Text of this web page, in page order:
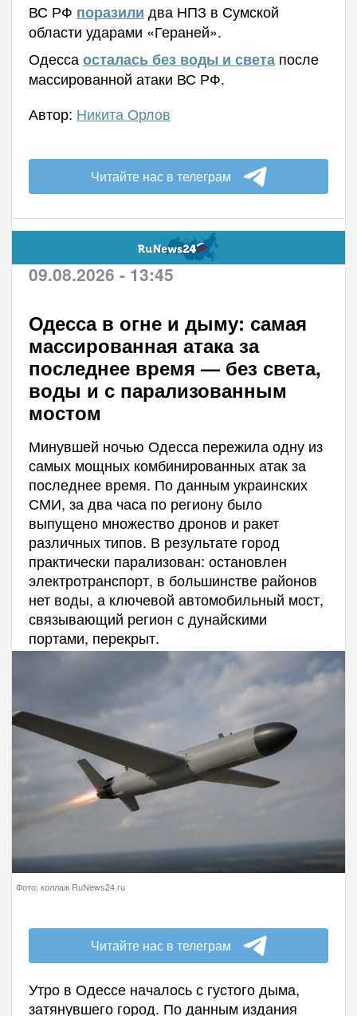
ВС РФ поразили два НПЗ в Сумской
области ударами «Гераней».
Одессаосталась без воды и светапосле
массированной атаки ВС РФ.
Автор: Никита Орлов
Читайте нас в телеграм
09.08.2026 - 13:45
Одесса в огне и дыму: самая
массированная атака за
последнее время — без света,
воды и с парализованным
мостом
Минувшей ночью Одесса пережила одну из
самых мощных комбинированных атак за
последнее время. По данным украинских
СМИ, за два часа по региону было
выпущено множество дронов и ракет
различных типов. В результате город
практически парализован: остановлен
электротранспорт, в большинстве районов
нет воды, а ключевой автомобильный мост,
связывающий регион с дунайскими
портами, перекрыт.
Фото: коллаж RuNews24.ru
Читайте нас в телеграм
Утро в Одессе началось с густого дыма,
затянувшего город. По данным издания